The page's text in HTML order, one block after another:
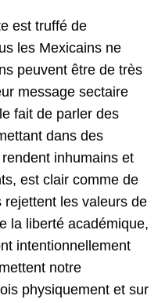
est truffé de
les Mexicains ne
peuvent être de très
message sectaire
fait de parler des
dans des
inhumains et
est clair comme de
rejettent les valeurs de
la liberté académique,
intentionnellement
notre
physiquement et sur